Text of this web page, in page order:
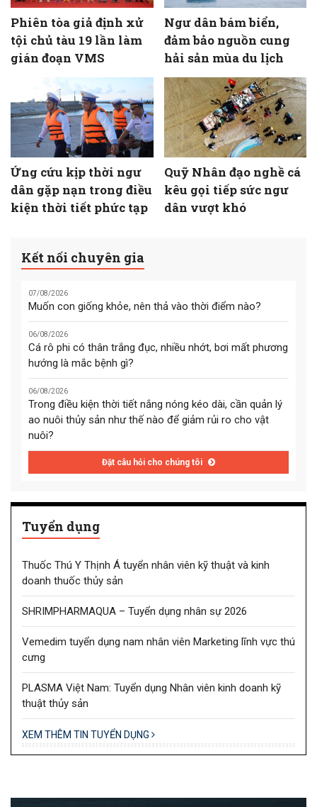
Phiên tòa giả định xử
tội chủ tàu 19 lần làm
gián đoạn VMS
Ngư dân bám biển,
đảm bảo nguồn cung
hải sản mùa du lịch
Ứng cứu kịp thời ngư
dân gặp nạn trong điều
kiện thời tiết phức tạp
Quỹ Nhân đạo nghề cá
kêu gọi tiếp sức ngư
dân vượt khó
Kết nối chuyên gia
07/08/2026
Muốn con giống khỏe, nên thả vào thời điểm nào?
06/08/2026
Cá rô phi có thân trắng đục, nhiều nhớt, bơi mất phương
hướng là mắc bệnh gì?
06/08/2026
Trong điều kiện thời tiết nắng nóng kéo dài, cần quản lý
ao nuôi thủy sản như thế nào để giảm rủi ro cho vật
nuôi?
Đặt câu hỏi cho chúng tôi
Tuyển dụng
Thuốc Thú Y Thịnh Á tuyển nhân viên kỹ thuật và kinh
doanh thuốc thủy sản
SHRIMPHARMAQUA – Tuyển dụng nhân sự 2026
Vemedim tuyển dụng nam nhân viên Marketing lĩnh vực thú
cưng
PLASMA Việt Nam: Tuyển dụng Nhân viên kinh doanh kỹ
thuật thủy sản
XEM THÊM TIN TUYỂN DỤNG